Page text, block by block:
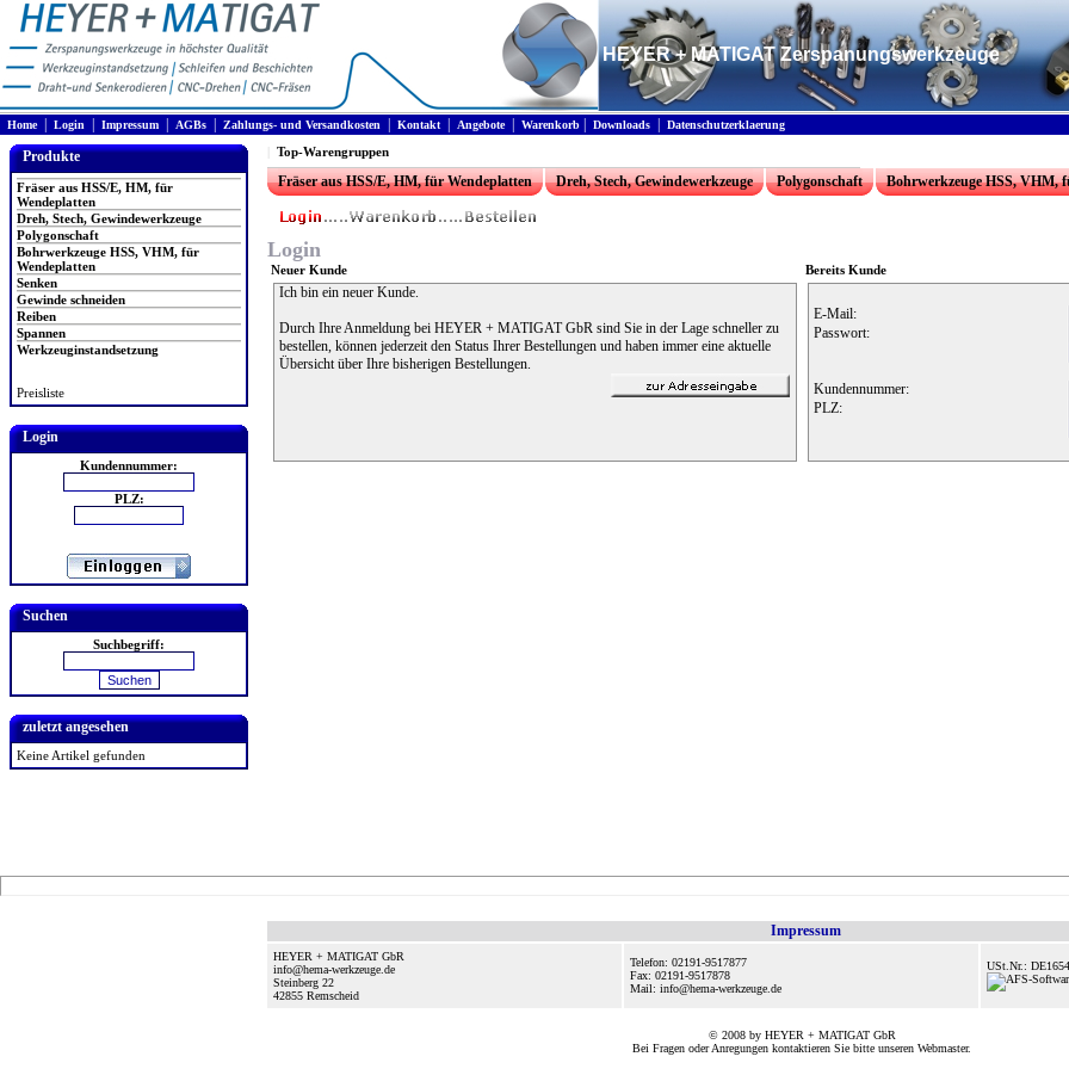
HEYER + MATIGAT Zerspanungswerkzeuge
Home| Login Impressum AGBs Zahlungs- und Versandkosten Kontakt| Angebote| Warenkorb Downloads Datenschutzerklaerung
Produkte
Fräser aus HSS/E, HM, für
Wendeplatten
Dreh, Stech, Gewindewerkzeuge
Polygonschaft
Bohrwerkzeuge HSS, VHM, für
Wendeplatten
Senken
Gewinde schneiden
Reiben
Spannen
Werkzeuginstandsetzung
Preisliste
Login
Kundennummer:
PLZ:
Suchen
Suchbegriff:
zuletzt angesehen
Keine Artikel gefunden
Top-Warengruppen
Fräser aus HSS/E, HM, für Wendeplatten Dreh, Stech, Gewindewerkzeuge Polygonschaft Bohrwerkzeuge HSS, VHM,
Login
Neuer Kunde Bereits Kunde
Ich bin ein neuer Kunde.
Durch Ihre Anmeldung bei HEYER + MATIGAT GbR sind Sie in der Lage schneller zu
bestellen, können jederzeit den Status Ihrer Bestellungen und haben immer eine aktuelle
Übersicht über Ihre bisherigen Bestellungen.
E-Mail:
Passwort:
Kundennummer:
PLZ:
Impressum
HEYER + MATIGAT GbR
info@hema-werkzeuge.de
Steinberg 22
42855 Remscheid
Telefon: 02191-9517877
Fax: 02191-9517878
Mail: info@hema-werkzeuge.de
USt.Nr.:
© 2008 by HEYER + MATIGAT GbR
Bei Fragen oder Anregungen kontaktieren Sie bitte unseren Webmaster.